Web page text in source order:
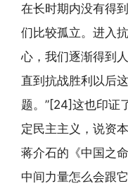
在长时期内没有得
们比较孤立。进入
心，我们逐渐得到
直到抗战胜利以后
题。”[24]这也印证
定民主主义，说资
蒋介石的《中国之
中间力量怎么会跟